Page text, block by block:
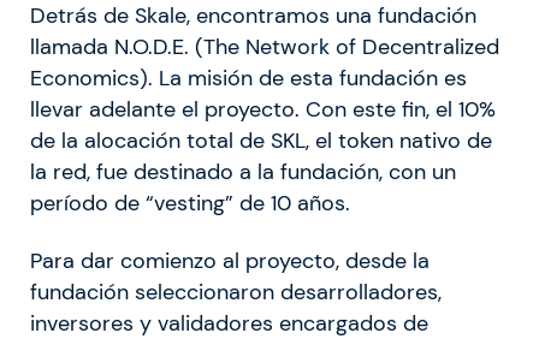
Detrás de Skale, encontramos una fundación
llamada N.O.D.E. (The Network of Decentralized
Economics). La misión de esta fundación es
llevar adelante el proyecto. Con este fin, el 10%
de la alocación total de SKL, el token nativo de
la red, fue destinado a la fundación, con un
período de “vesting” de 10 años.
Para dar comienzo al proyecto, desde la
fundación seleccionaron desarrolladores,
inversores y validadores encargados de